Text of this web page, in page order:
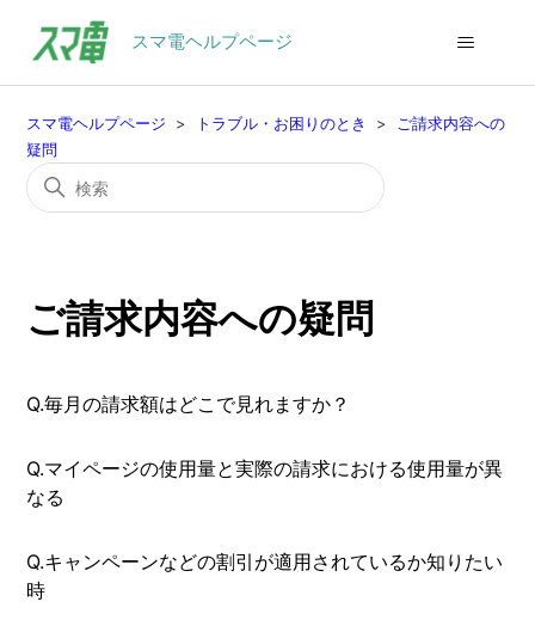
スマ電ヘルプページ
スマ電ヘルプページ トラブル・お困りのとき
ご請求内容への
疑問
ご請求内容への疑問
Q.毎月の請求額はどこで見れますか？
Q.マイページの使用量と実際の請求における使用量が異
なる
Q.キャンペーンなどの割引が適用されているか知りたい
時